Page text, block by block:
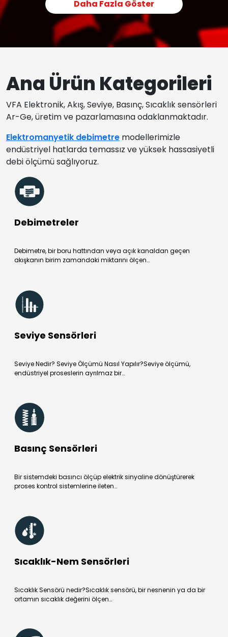
Daha Fazla Göster
Ana Ürün Kategorileri
VFA Elektronik, Akış, Seviye, Basınç, Sıcaklık sensörleri
Ar-Ge, üretim ve pazarlamasına odaklanmaktadır.
Elektromanyetik debimetre modellerimizle
endüstriyel hatlarda temassız ve yüksek hassasiyetli
debi ölçümü sağlıyoruz.
Debimetreler
Debimetre, bir boru hattından veya açık kanaldan geçen
akışkanın birim zamandaki miktarını ölçen…
Seviye Sensörleri
Seviye Nedir? Seviye Ölçümü Nasıl Yapılır?Seviye ölçümü,
endüstriyel proseslerin ayrılmaz bir…
Basınç Sensörleri
Bir sistemdeki basıncı ölçüp elektrik sinyaline dönüştürerek
proses kontrol sistemlerine ileten…
Sıcaklık-Nem Sensörleri
Sıcaklık Sensörü nedir?Sıcaklık sensörü, bir nesnenin ya da bir
ortamın sıcaklık değerini ölçen…